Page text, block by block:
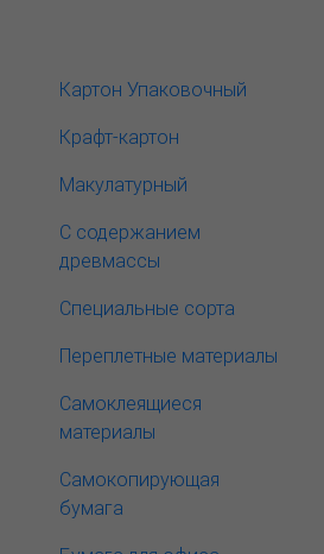
Картон Упаковочный
Крафт-картон
Макулатурный
С содержанием
древмассы
Специальные сорта
Переплетные материалы
Самоклеящиеся
материалы
Самокопирующая
бумага